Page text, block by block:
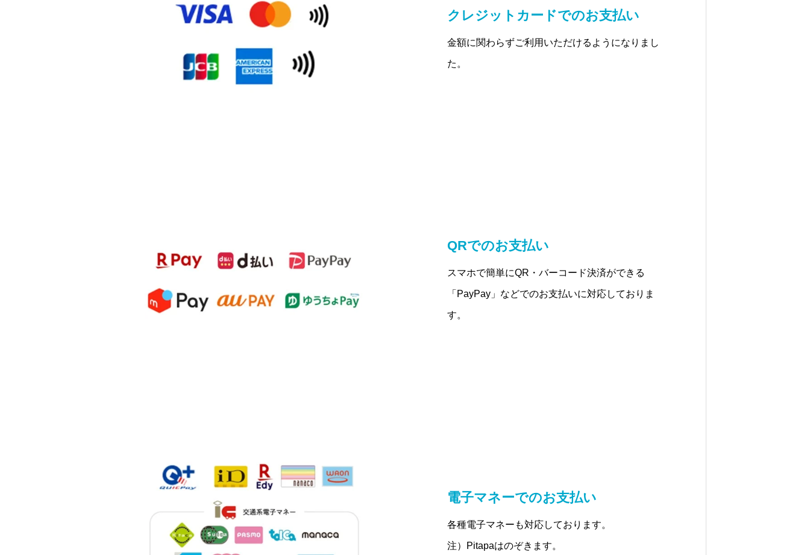
クレジットカードでのお支払い
金額に関わらずご利用いただけるようになりまし
た。
QRでのお支払い
スマホで簡単にQR・バーコード決済ができる
「PayPay」などでのお支払いに対応しておりま
す。
電子マネーでのお支払い
各種電子マネーも対応しております。
注）Pitapaはのぞきます。